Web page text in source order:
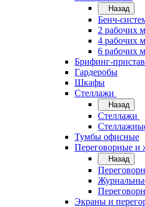
Назад
Бенч-
2 рабочих
4 рабочих
6 рабочих
Брифинг-
Гардеробы
Шкафы
Стеллажи
Назад
Стеллажи
Тумбы офисные
Переговорные и
Назад
Экраны и